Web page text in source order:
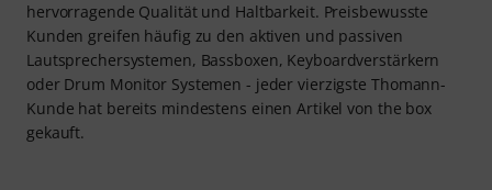
hervorragende Qualität und Haltbarkeit. Preisbewusste
Kunden greifen häufig zu den aktiven und passiven
Lautsprechersystemen, Bassboxen, Keyboardverstärkern
oder Drum Monitor Systemen - jeder vierzigste Thomann-
Kunde hat bereits mindestens einen Artikel von the box
gekauft.